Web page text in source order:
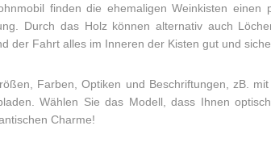
finden die ehemaligen Weinkisten
Durch das Holz können alternativ auch
der Fahrt alles im Inneren der Kisten gut und
Farben, Optiken und Beschriftungen, zB.
Wählen Sie das Modell, dass Ihnen
Charme!